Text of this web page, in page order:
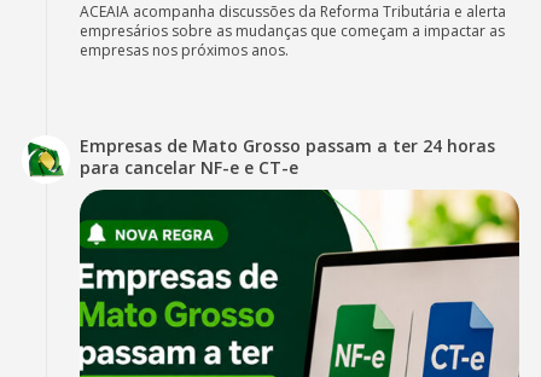
ACEAIA acompanha discussões da Reforma Tributária e alerta
empresários sobre as mudanças que começam a impactar as
empresas nos próximos anos.
Empresas de Mato Grosso passam a ter 24 horas
para cancelar NF-e e CT-e